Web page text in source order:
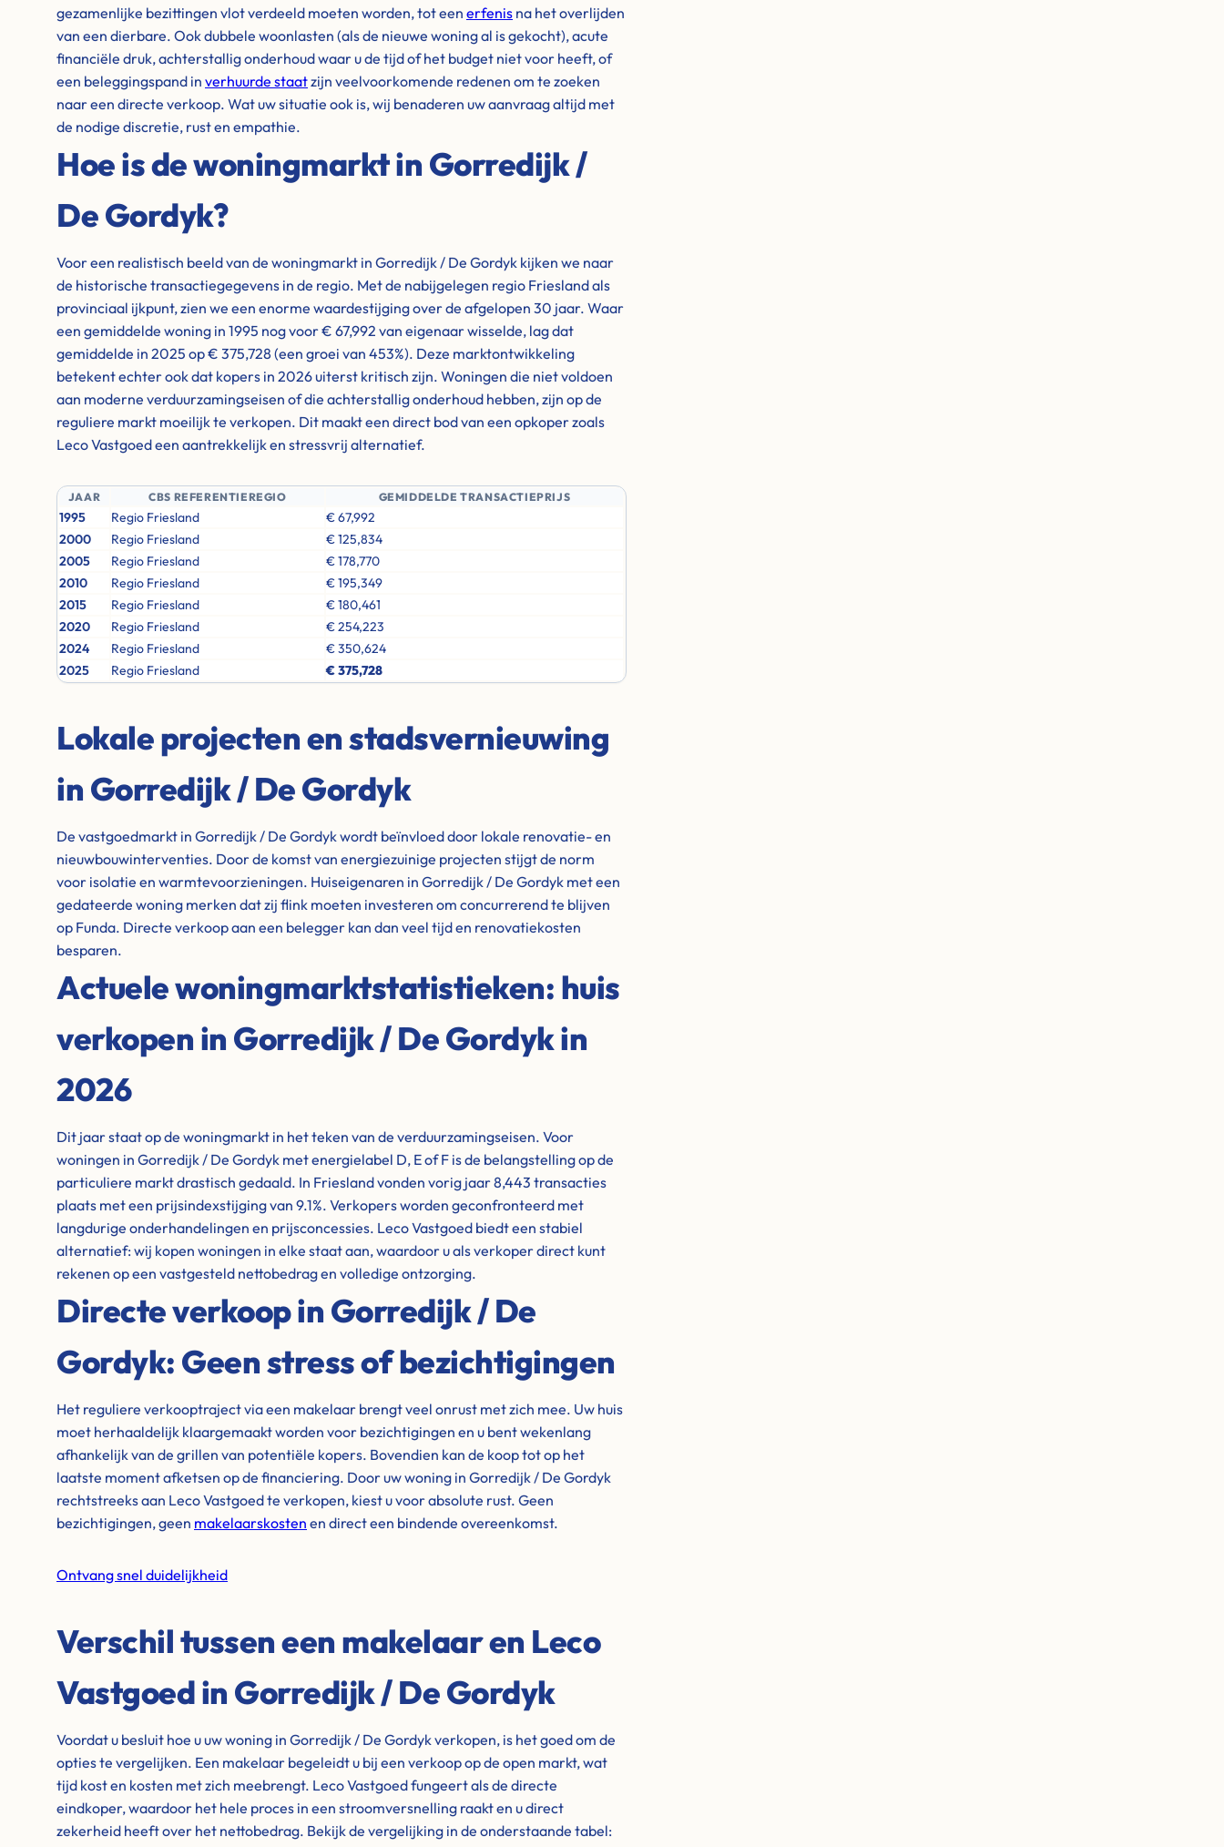
gezamenlijke bezittingen vlot verdeeld moeten worden, tot een erfenis na het overlijden
van een dierbare. Ook dubbele woonlasten (als de nieuwe woning al is gekocht), acute
financiële druk, achterstallig onderhoud waar u de tijd of het budget niet voor heeft, of
een beleggingspand in verhuurde staatzijn veelvoorkomende redenen om te zoeken
naar een directe verkoop. Wat uw situatie ook is, wij benaderen uw aanvraag altijd met
de nodige discretie, rust en empathie.
Hoe is de woningmarkt in Gorredijk /
De Gordyk?
Voor een realistisch beeld van de woningmarkt in Gorredijk / De Gordyk kijken we naar
de historische transactiegegevens in de regio. Met de nabijgelegen regio Friesland als
provinciaal ijkpunt, zien we een enorme waardestijging over de afgelopen 30 jaar. Waar
een gemiddelde woning in 1995 nog voor € 67,992 van eigenaar wisselde, lag dat
gemiddelde in 2025 op € 375,728 (een groei van 453%). Deze marktontwikkeling
betekent echter ook dat kopers in 2026 uiterst kritisch zijn. Woningen die niet voldoen
aan moderne verduurzamingseisen of die achterstallig onderhoud hebben, zijn op de
reguliere markt moeilijk te verkopen. Dit maakt een direct bod van een opkoper zoals
Leco Vastgoed een aantrekkelijk en stressvrij alternatief.
JAAR CBS REFERENTIEREGIO GEMIDDELDE TRANSACTIEPRIJS
1995 Regio Friesland
€ 67,992
2000
Regio Friesland
€ 125,834
2005
Regio Friesland
€ 178,770
2010
Regio Friesland
€ 195,349
2015
Regio Friesland
€ 180,461
2020
Regio Friesland
€ 254,223
2024
Regio Friesland
€ 350,624
2025
Regio Friesland € 375,728
Lokale projecten en stadsvernieuwing
in Gorredijk / De Gordyk
De vastgoedmarkt in Gorredijk / De Gordyk wordt beïnvloed door lokale renovatie- en
nieuwbouwinterventies. Door de komst van energiezuinige projecten stijgt de norm
voor isolatie en warmtevoorzieningen. Huiseigenaren in Gorredijk / De Gordyk met een
gedateerde woning merken dat zij flink moeten investeren om concurrerend te blijven
op Funda. Directe verkoop aan een belegger kan dan veel tijd en renovatiekosten
besparen.
Actuele woningmarktstatistieken: huis
verkopen in Gorredijk / De Gordyk in
2026
Dit jaar staat op de woningmarkt in het teken van de verduurzamingseisen. Voor
woningen in Gorredijk / De Gordyk met energielabel D, E of F is de belangstelling op de
particuliere markt drastisch gedaald. In Friesland vonden vorig jaar 8,443 transacties
plaats met een prijsindexstijging van 9.1%. Verkopers worden geconfronteerd met
langdurige onderhandelingen en prijsconcessies. Leco Vastgoed biedt een stabiel
alternatief: wij kopen woningen in elke staat aan, waardoor u als verkoper direct kunt
rekenen op een vastgesteld nettobedrag en volledige ontzorging.
Directe verkoop in Gorredijk / De
Gordyk: Geen stress of bezichtigingen
Het reguliere verkooptraject via een makelaar brengt veel onrust met zich mee. Uw huis
moet herhaaldelijk klaargemaakt worden voor bezichtigingen en u bent wekenlang
afhankelijk van de grillen van potentiële kopers. Bovendien kan de koop tot op het
laatste moment afketsen op de financiering. Door uw woning in Gorredijk / De Gordyk
rechtstreeks aan Leco Vastgoed te verkopen, kiest u voor absolute rust. Geen
bezichtigingen, geen makelaarskosten en direct een bindende overeenkomst.
Ontvang snel duidelijkheid
Verschil tussen een makelaar en Leco
Vastgoed in Gorredijk / De Gordyk
Voordat u besluit hoe u uw woning in Gorredijk / De Gordyk verkopen, is het goed om de
opties te vergelijken. Een makelaar begeleidt u bij een verkoop op de open markt, wat
tijd kost en kosten met zich meebrengt. Leco Vastgoed fungeert als de directe
eindkoper, waardoor het hele proces in een stroomversnelling raakt en u direct
zekerheid heeft over het nettobedrag. Bekijk de vergelijking in de onderstaande tabel: